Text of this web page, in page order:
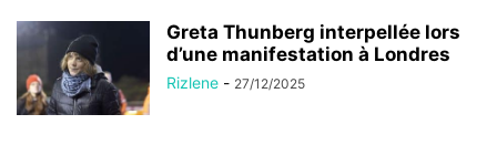
Greta Thunberg interpellée lors
d’une manifestation à Londres
Rizlene - 27/12/2025